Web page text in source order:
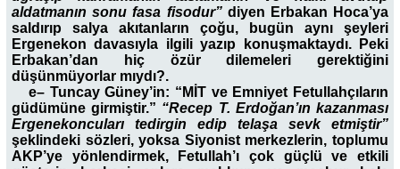
aldatmanın sonu fasa fisodur”diyen Erbakan Hoca’ya
saldırıp salya akıtanların çoğu, bugün aynı şeyleri
Ergenekon davasıyla ilgili yazıp konuşmaktaydı. Peki
Erbakan’dan hiç özür dilemeleri gerektiğini
düşünmüyorlar mıydı?.
e– Tuncay Güney’in: “MİT ve Emniyet Fetullahçıların
güdümüne girmiştir.” “Recep T. Erdoğan’ın kazanması
Ergenekoncuları tedirgin edip telaşa sevk etmiştir”
şeklindeki sözleri, yoksa Siyonist merkezlerin, toplumu
AKP’ye yönlendirmek, Fetullah’ı çok güçlü ve etkili